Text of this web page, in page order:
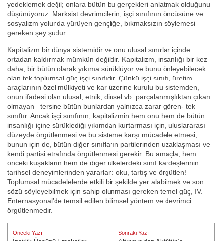
yedeklemek değil; onlara bütün bu gerçekleri anlatmak olduğunu
düşünüyoruz. Marksist devrimcilerin, işçi sınıfının öncüsüne ve
sosyalizm yolunda yürüyen gençliğe, bıkmaksızın söylemesi
gereken şey şudur:
Kapitalizm bir dünya sistemidir ve onu ulusal sınırlar içinde
ortadan kaldırmak mümkün değildir. Kapitalizm, insanlığı bir kez
daha, bir bütün olarak yıkıma sürüklüyor ve bunu önleyebilecek
olan tek toplumsal güç işçi sınıfıdır. Çünkü işçi sınıfı, üretim
araçlarının özel mülkiyeti ve kar üzerine kurulu bu sistemden,
onun ifadesi olan ulusal, etnik, dinsel vb. parçalanmışlıktan çıkarı
olmayan –tersine bütün bunlardan yalnızca zarar gören- tek
sınıftır. Ancak işçi sınıfının, kapitalizmin hem onu hem de bütün
insanlığı içine sürüklediği yıkımdan kurtarması için, uluslararası
düzeyde örgütlenmesi ve bu sisteme karşı mücadele etmesi;
bunun için de, bütün diğer sınıfların partilerinden uzaklaşması ve
kendi partisi etrafında örgütlenmesi gerekir. Bu amaçla, hem
önceki kuşakların hem de diğer ülkelerdeki sınıf kardeşlerinin
tarihsel deneyimlerinden yararlan: oku, tartış ve örgütlen!
Toplumsal mücadelelerde etkili bir şekilde yer alabilmek ve son
sözü söyleyebilmek için sahip olunması gereken temel güç, IV.
Enternasyonal’de temsil edilen bilimsel yöntem ve devrimci
örgütlenmedir.
Yazı
Önceki Yazı
Sonraki Yazı